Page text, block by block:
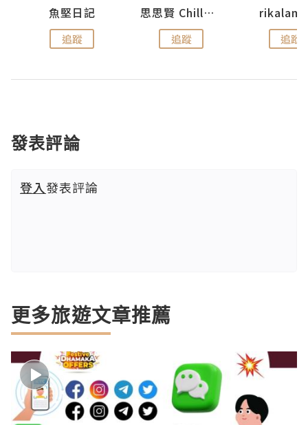
魚堅日記
追蹤
思思賢 ChillMyBabe
追蹤 追蹤
發表評論
登入發表評論
更多旅遊文章推薦